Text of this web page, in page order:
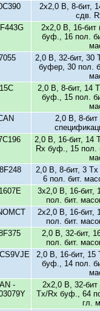
2x2,0 B, 8-бит,
сдв.
2x2,0 B, 16-бит
буф., 16 пол.
2,0 B, 32-бит, 30
буфер, 30 пол.
2,0 B, 8-бит, 14
буф., 15 пол.
2,0 B, 8-
2,0 B, 16-бит, 14
Rx буф., 15 пол.
2,0 B, 8-бит, 3
6 пол. бит.
3x2,0 B, 16-бит,
пол. бит.
2x2,0 B, 16-бит,
пол. бит.
2,0 B, 32-бит,
пол. бит.
2,0 B, 16-бит,
буф., 14 пол.
-
2x2,0 B, 32-
Tx/Rx буф., 64
гл.